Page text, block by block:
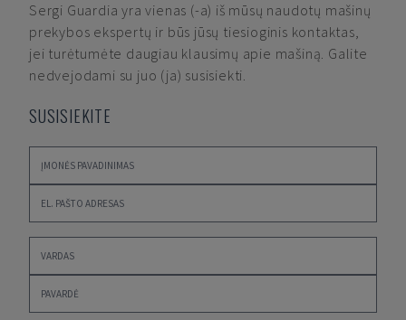
Sergi Guardia yra vienas (-a) iš mūsų naudotų mašinų
prekybos ekspertų ir būs jūsų tiesioginis kontaktas,
jei turėtumėte daugiau klausimų apie mašiną. Galite
nedvejodami su juo (ja) susisiekti.
SUSISIEKITE